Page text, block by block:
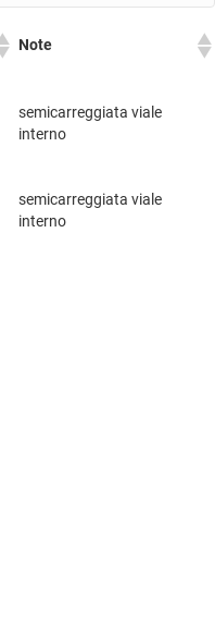
Note
semicarreggiata viale
interno
semicarreggiata viale
interno